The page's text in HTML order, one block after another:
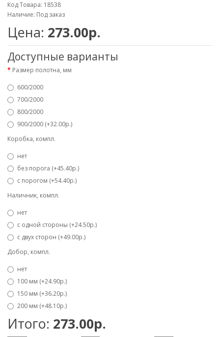
Код Товара: 18538
Наличие: Под заказ
Цена: 273.00р.
Доступные варианты
Размер полотна, мм
600/2000
700/2000
800/2000
900/2000 (+32.00р.)
Коробка, компл.
нет
без порога (+45.40р.)
с порогом (+54.40р.)
Наличник, компл.
нет
с одной стороны (+24.50р.)
с двух сторон (+49.00р.)
Добор, компл.
нет
100 мм (+24.90р.)
150 мм (+36.20р.)
200 мм (+48.10р.)
Итого: 273.00р.